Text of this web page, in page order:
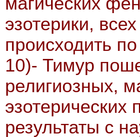
эзотерики,
происходить
10)- Тимур
религиозных,
эзотерических
результаты с